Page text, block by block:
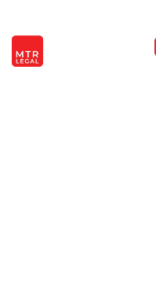
+49 221 9999220